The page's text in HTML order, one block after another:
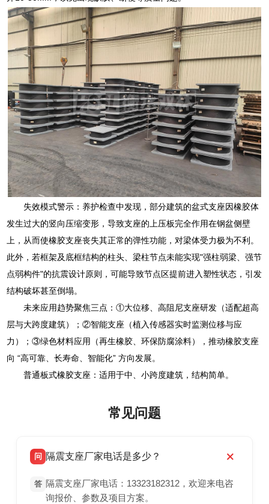
失效模式警示：养护检查中发现，部分建筑的盆式支座因橡胶体
发生过大的竖向压缩变形，导致支座的上压板完全作用在钢盆侧壁
上，从而使橡胶支座丧失其正常的弹性功能，对梁体受力极为不利。
此外，若框架及底框结构的柱头、梁柱节点未能实现"强柱弱梁、强节
点弱构件"的抗震设计原则，可能导致节点区提前进入塑性状态，引发
结构破坏甚至倒塌。
未来应用趋势聚焦三点：①大位移、高阻尼支座研发（适配超高
层与大跨度建筑）；②智能支座（植入传感器实时监测位移与应
力）；③绿色材料应用（再生橡胶、环保防腐涂料），推动橡胶支座
向 “高可靠、长寿命、智能化” 方向发展。
普通板式橡胶支座：适用于中、小跨度建筑，结构简单。
常见问题
问 隔震支座厂家电话是多少？
答 隔震支座厂家电话：13323182312，欢迎来电咨
询报价、参数及项目方案。